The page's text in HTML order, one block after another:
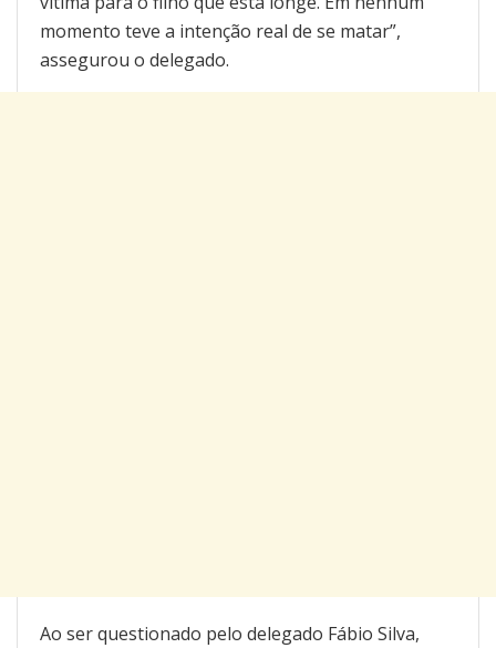
momento teve a intenção real de se matar”,
assegurou o delegado.
Ao ser questionado pelo delegado Fábio Silva,